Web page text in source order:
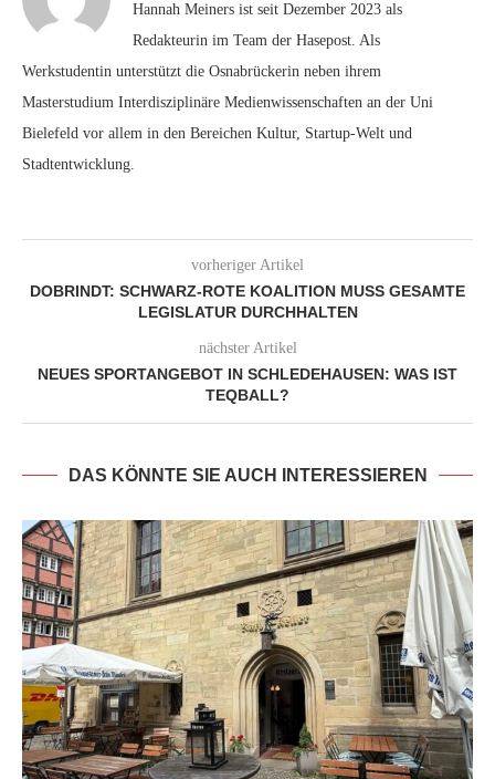
Hannah Meiners ist seit Dezember 2023 als
Redakteurin im Team der Hasepost. Als
Werkstudentin unterstützt die Osnabrückerin neben ihrem
Masterstudium Interdisziplinäre Medienwissenschaften an der Uni
Bielefeld vor allem in den Bereichen Kultur, Startup-Welt und
Stadtentwicklung.
vorheriger Artikel
DOBRINDT: SCHWARZ-ROTE KOALITION MUSS GESAMTE
LEGISLATUR DURCHHALTEN
nächster Artikel
NEUES SPORTANGEBOT IN SCHLEDEHAUSEN: WAS IST
TEQBALL?
DAS KÖNNTE SIE AUCH INTERESSIEREN